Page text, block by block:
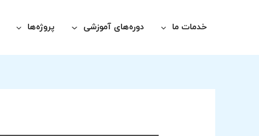
خدمات ما دوره‌های آموزشی پروژه‌ها